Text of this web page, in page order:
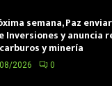
semana, Paz
Inversiones y anuncia
y minería
2026 0